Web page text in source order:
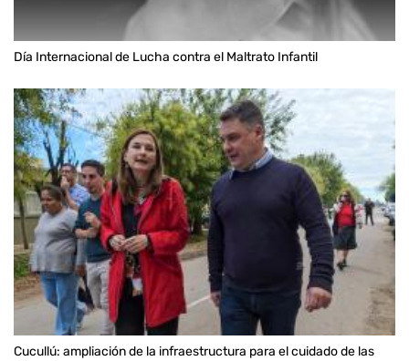
Día Internacional de Lucha contra el Maltrato Infantil
Cucullú: ampliación de la infraestructura para el cuidado de las